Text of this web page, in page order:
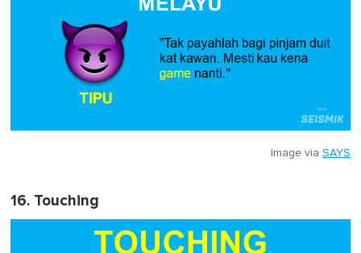
Image via SAYS
16. Touching